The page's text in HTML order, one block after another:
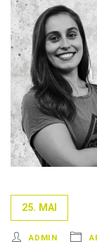
25. MAI
ADMIN